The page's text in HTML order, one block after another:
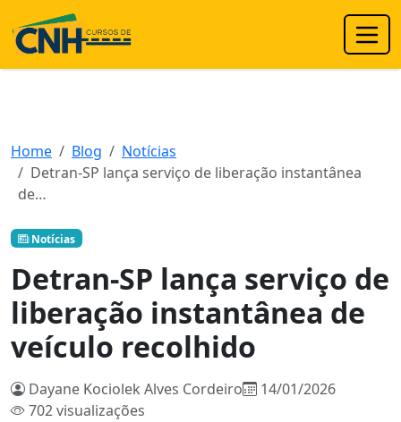
Home Blog
Notícias
Detran-SP lança serviço de liberação instantânea
de…
Notícias
Detran-SP lança serviço de
liberação instantânea de
veículo recolhido
Dayane Kociolek Alves Cordeiro
14/01/2026
702 visualizações